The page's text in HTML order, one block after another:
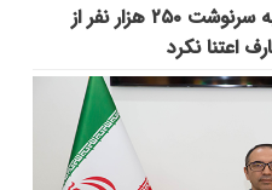
نمی‌توان نسبت به سرنوشت ۲۵۰ هزار نفر از
اعتنا نکرد